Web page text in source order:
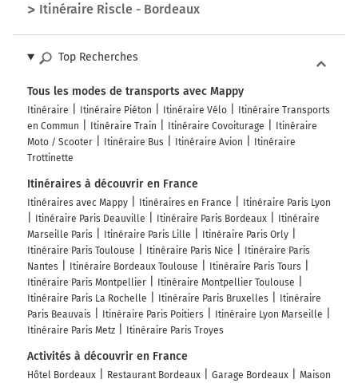
Itinéraire Riscle - Bordeaux
Top Recherches
Tous les modes de transports avec Mappy
Itinéraire Itinéraire Piéton Itinéraire Vélo
Itinéraire Transports
en Commun
Itinéraire Train Itinéraire Covoiturage
Itinéraire
Moto / Scooter
Itinéraire Bus Itinéraire Avion
Itinéraire
Trottinette
Itinéraires à découvrir en France
Itinéraires avec Mappy Itinéraires en France
Itinéraire Paris Lyon
Itinéraire Paris Deauville
Itinéraire Paris Bordeaux
Itinéraire
Marseille Paris
Itinéraire Paris Lille
Itinéraire Paris Orly
Itinéraire Paris Toulouse
Itinéraire Paris Nice
Itinéraire Paris
Nantes
Itinéraire Bordeaux Toulouse
Itinéraire Paris Tours
Itinéraire Paris Montpellier
Itinéraire Montpellier Toulouse
Itinéraire Paris La Rochelle
Itinéraire Paris Bruxelles
Itinéraire
Paris Beauvais
Itinéraire Paris Poitiers
Itinéraire Lyon Marseille
Itinéraire Paris Metz
Itinéraire Paris Troyes
Activités à découvrir en France
Hôtel Bordeaux Restaurant Bordeaux Garage Bordeaux
Maison